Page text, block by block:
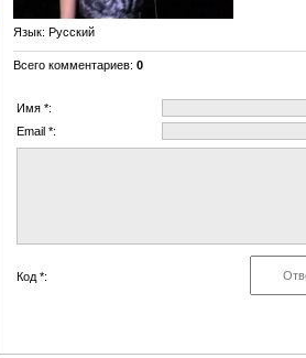
Язык: Русский
Всего комментариев: 0
Имя *:
Email *:
Код *: